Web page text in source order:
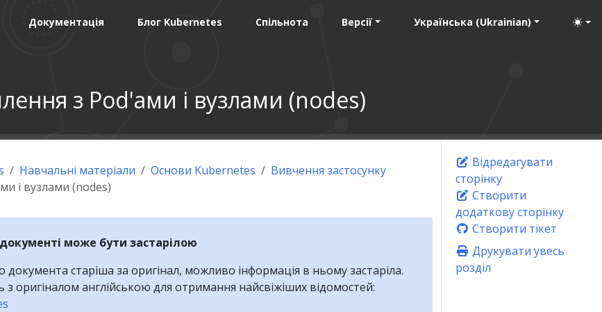
Документація Блог Kubernetes Спільнота Версії Українська (Ukrainian)
з Pod'ами і вузлами (nodes)
Відредагувати
сторінку
Створити
додаткову сторінку
Створити тікет
Друкувати увесь
розділ
Навчальні матеріали Основи Kubernetes
Вивчення застосунку
і вузлами (nodes)
може бути застарілою
старіша за оригінал, можливо інформація в ньому застаріла.
оригіналом англійською для отримання найсвіжіших відомостей: